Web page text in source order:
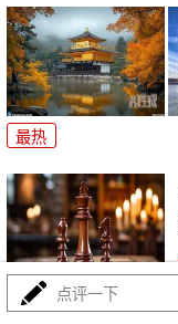
最热
点评一下